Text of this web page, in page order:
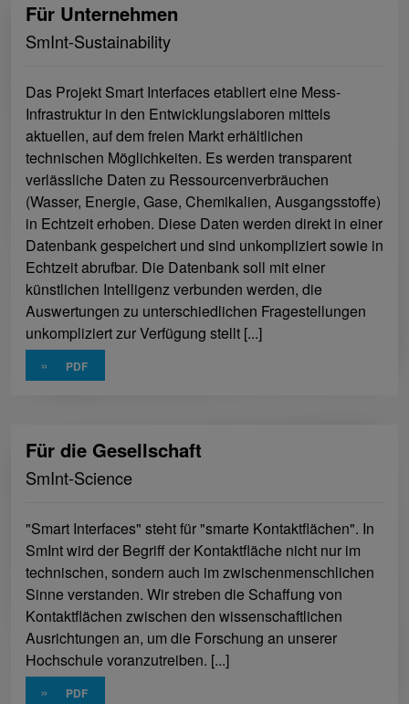
Für Unternehmen
SmInt-Sustainability
Das Projekt Smart Interfaces etabliert eine Mess-
Infrastruktur in den Entwicklungslaboren mittels
aktuellen, auf dem freien Markt erhältlichen
technischen Möglichkeiten. Es werden transparent
verlässliche Daten zu Ressourcenverbräuchen
(Wasser, Energie, Gase, Chemikalien, Ausgangsstoffe)
in Echtzeit erhoben. Diese Daten werden direkt in einer
Datenbank gespeichert und sind unkompliziert sowie in
Echtzeit abrufbar. Die Datenbank soll mit einer
künstlichen Intelligenz verbunden werden, die
Auswertungen zu unterschiedlichen Fragestellungen
unkompliziert zur Verfügung stellt [...]
»
Für die Gesellschaft
SmInt-Science
"Smart Interfaces" steht für "smarte Kontaktflächen". In
SmInt wird der Begriff der Kontaktfläche nicht nur im
technischen, sondern auch im zwischenmenschlichen
Sinne verstanden. Wir streben die Schaffung von
Kontaktflächen zwischen den wissenschaftlichen
Ausrichtungen an, um die Forschung an unserer
Hochschule voranzutreiben. [...]
»